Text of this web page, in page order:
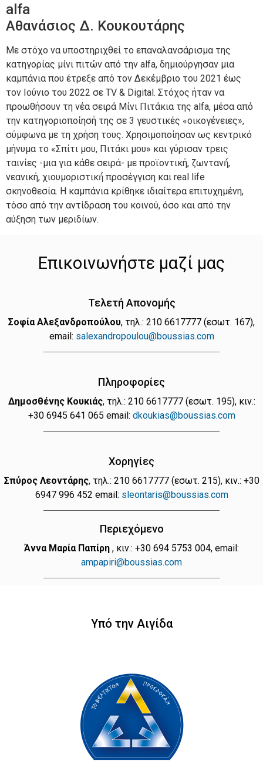
alfa
Αθανάσιος Δ. Κουκουτάρης
Με στόχο να υποστηριχθεί το επαναλανσάρισμα της
κατηγορίας μίνι πιτών από την alfa, δημιούργησαν μια
καμπάνια που έτρεξε από τον Δεκέμβριο του 2021 έως
τον Ιούνιο του 2022 σε TV & Digital. Στόχος ήταν να
προωθήσουν τη νέα σειρά Μίνι Πιτάκια της alfa, μέσα από
την κατηγοριοποίησή της σε 3 γευστικές «οικογένειες»,
σύμφωνα με τη χρήση τους. Χρησιμοποίησαν ως κεντρικό
μήνυμα το «Σπίτι μου, Πιτάκι μου» και γύρισαν τρεις
ταινίες -μια για κάθε σειρά- με προϊοντική, ζωντανή́,
νεανική, χιουμοριστική́ προσέγγιση και real life
σκηνοθεσία. Η καμπάνια κρίθηκε ιδιαίτερα επιτυχημένη,
τόσο από την αντίδραση του κοινού, όσο και από την
αύξηση των μεριδίων.
Επικοινωνήστε μαζί μας
Τελετή Απονομής
Σοφία Αλεξανδροπούλου, τηλ.: 210 6617777 (εσωτ. 167),
email: salexandropoulou@boussias.com
Πληροφορίες
Δημοσθένης Κουκιάς, τηλ.: 210 6617777 (εσωτ. 195), κιν.:
+30 6945 641 065 email: dkoukias@boussias.com
Χορηγίες
Σπύρος Λεοντάρης, τηλ.: 210 6617777 (εσωτ. 215), κιν.: +30
6947 996 452 email: sleontaris@boussias.com
Περιεχόμενο
Άννα Μαρία Παπίρη , κιν.: +30 694 5753 004, email:
ampapiri@boussias.com
Υπό την Αιγίδα